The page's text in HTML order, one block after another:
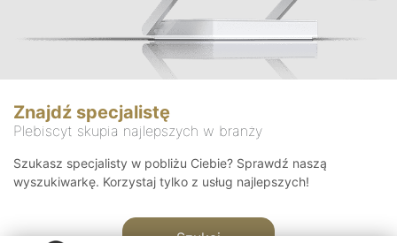
Znajdź specjalistę
Plebiscyt skupia najlepszych w branży
Szukasz specjalisty w pobliżu Ciebie? Sprawdź naszą
wyszukiwarkę. Korzystaj tylko z usług najlepszych!
Szukaj